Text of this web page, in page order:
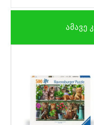
ამავე